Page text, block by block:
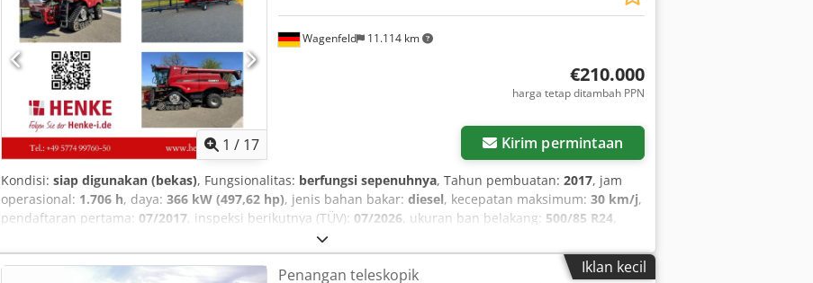
1 / 17
Wagenfeld 11.114 km
€210.000
harga tetap ditambah PPN
Kirim permintaan
Kondisi: siap digunakan (bekas), Fungsionalitas: berfungsi sepenuhnya, Tahun pembuatan: 2017, jam
operasional: 1.706 h, daya: 366 kW (497,62 hp), jenis bahan bakar: diesel, kecepatan maksimum: 30 km/j,
pendaftaran pertama: 07/2017, inspeksi berikutnya (TÜV): 07/2026, ukuran ban belakang: 500/85 R24,
, Perlengkapan:kabin, kopling trailer, pemotong kanola,
pencahayaan, pendingin udara, On behalf of the entitled party, we are offering the following used item
for sale: Case-IH Combine Harvester AF 7240 with ST Rotor Chassis No.: YHG233775 Longitudinal ST rotor
Iklan kecil
Penangan teleskopik